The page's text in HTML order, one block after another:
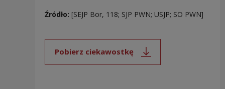
Źródło: [SEJP Bor, 118; SJP PWN; USJP; SO PWN]
Pobierz ciekawostkę
Uwaga, link zostanie otwarty